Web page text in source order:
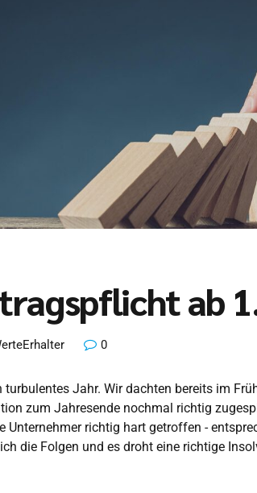
ab
0
Jahr. Wir dachten bereits im
zum Jahresende nochmal richtig
Unternehmer richtig hart getroffen -
die Folgen und es droht eine richtige